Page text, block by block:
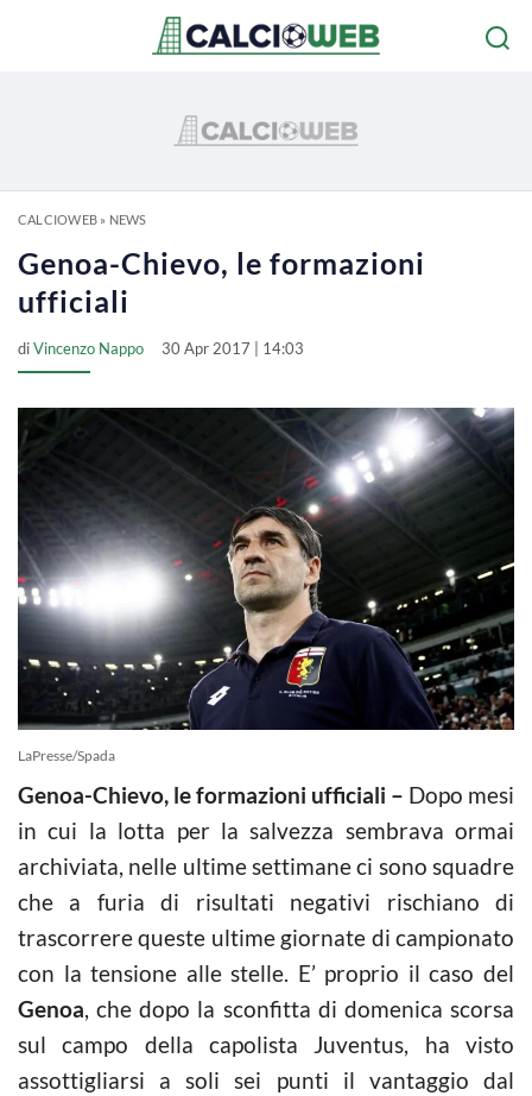
CALCIOWEB» NEWS
Genoa-Chievo, le formazioni
ufficiali
diVincenzo Nappo 30 Apr 2017 | 14:03
LaPresse/Spada
Genoa-Chievo, le formazioni ufficiali – Dopo mesi
in cui la lotta per la salvezza sembrava ormai
archiviata, nelle ultime settimane ci sono squadre
che a furia di risultati negativi rischiano di
trascorrere queste ultime giornate di campionato
con la tensione alle stelle. E’ proprio il caso del
Genoa, che dopo la sconfitta di domenica scorsa
sul campo della capolista Juventus, ha visto
assottigliarsi a soli sei punti il vantaggio dal